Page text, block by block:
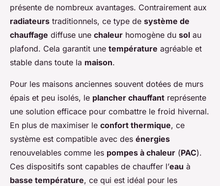
présente de nombreux avantages. Contrairement aux
radiateurs traditionnels, ce type de système de
chauffage diffuse une chaleur homogène du sol au
plafond. Cela garantit une température agréable et
stable dans toute la maison.
Pour les maisons anciennes souvent dotées de murs
épais et peu isolés, le plancher chauffant représente
une solution efficace pour combattre le froid hivernal.
En plus de maximiser le confort thermique, ce
système est compatible avec des énergies
renouvelables comme les pompes à chaleur (PAC).
Ces dispositifs sont capables de chauffer l’eau à
basse température, ce qui est idéal pour les